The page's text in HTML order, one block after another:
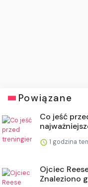
Powiązane
Co jeść
1 godzina
Ojciec
Znaleziono